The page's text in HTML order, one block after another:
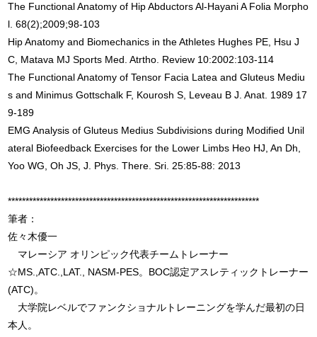
The Functional Anatomy of Hip Abductors Al-Hayani A Folia Morpho
l. 68(2);2009;98-103
Hip Anatomy and Biomechanics in the Athletes Hughes PE, Hsu J
C, Matava MJ Sports Med. Atrtho. Review 10:2002:103-114
The Functional Anatomy of Tensor Facia Latea and Gluteus Mediu
s and Minimus Gottschalk F, Kourosh S, Leveau B J. Anat. 1989 17
9-189
EMG Analysis of Gluteus Medius Subdivisions during Modified Unil
ateral Biofeedback Exercises for the Lower Limbs Heo HJ, An Dh,
Yoo WG, Oh JS, J. Phys. There. Sri. 25:85-88: 2013
***********************************************************************
筆者：
佐々木優一
マレーシア オリンピック代表チームトレーナー
☆MS.,ATC.,LAT., NASM-PES。BOC認定アスレティックトレーナー
(ATC)。
大学院レベルでファンクショナルトレーニングを学んだ最初の日
本人。